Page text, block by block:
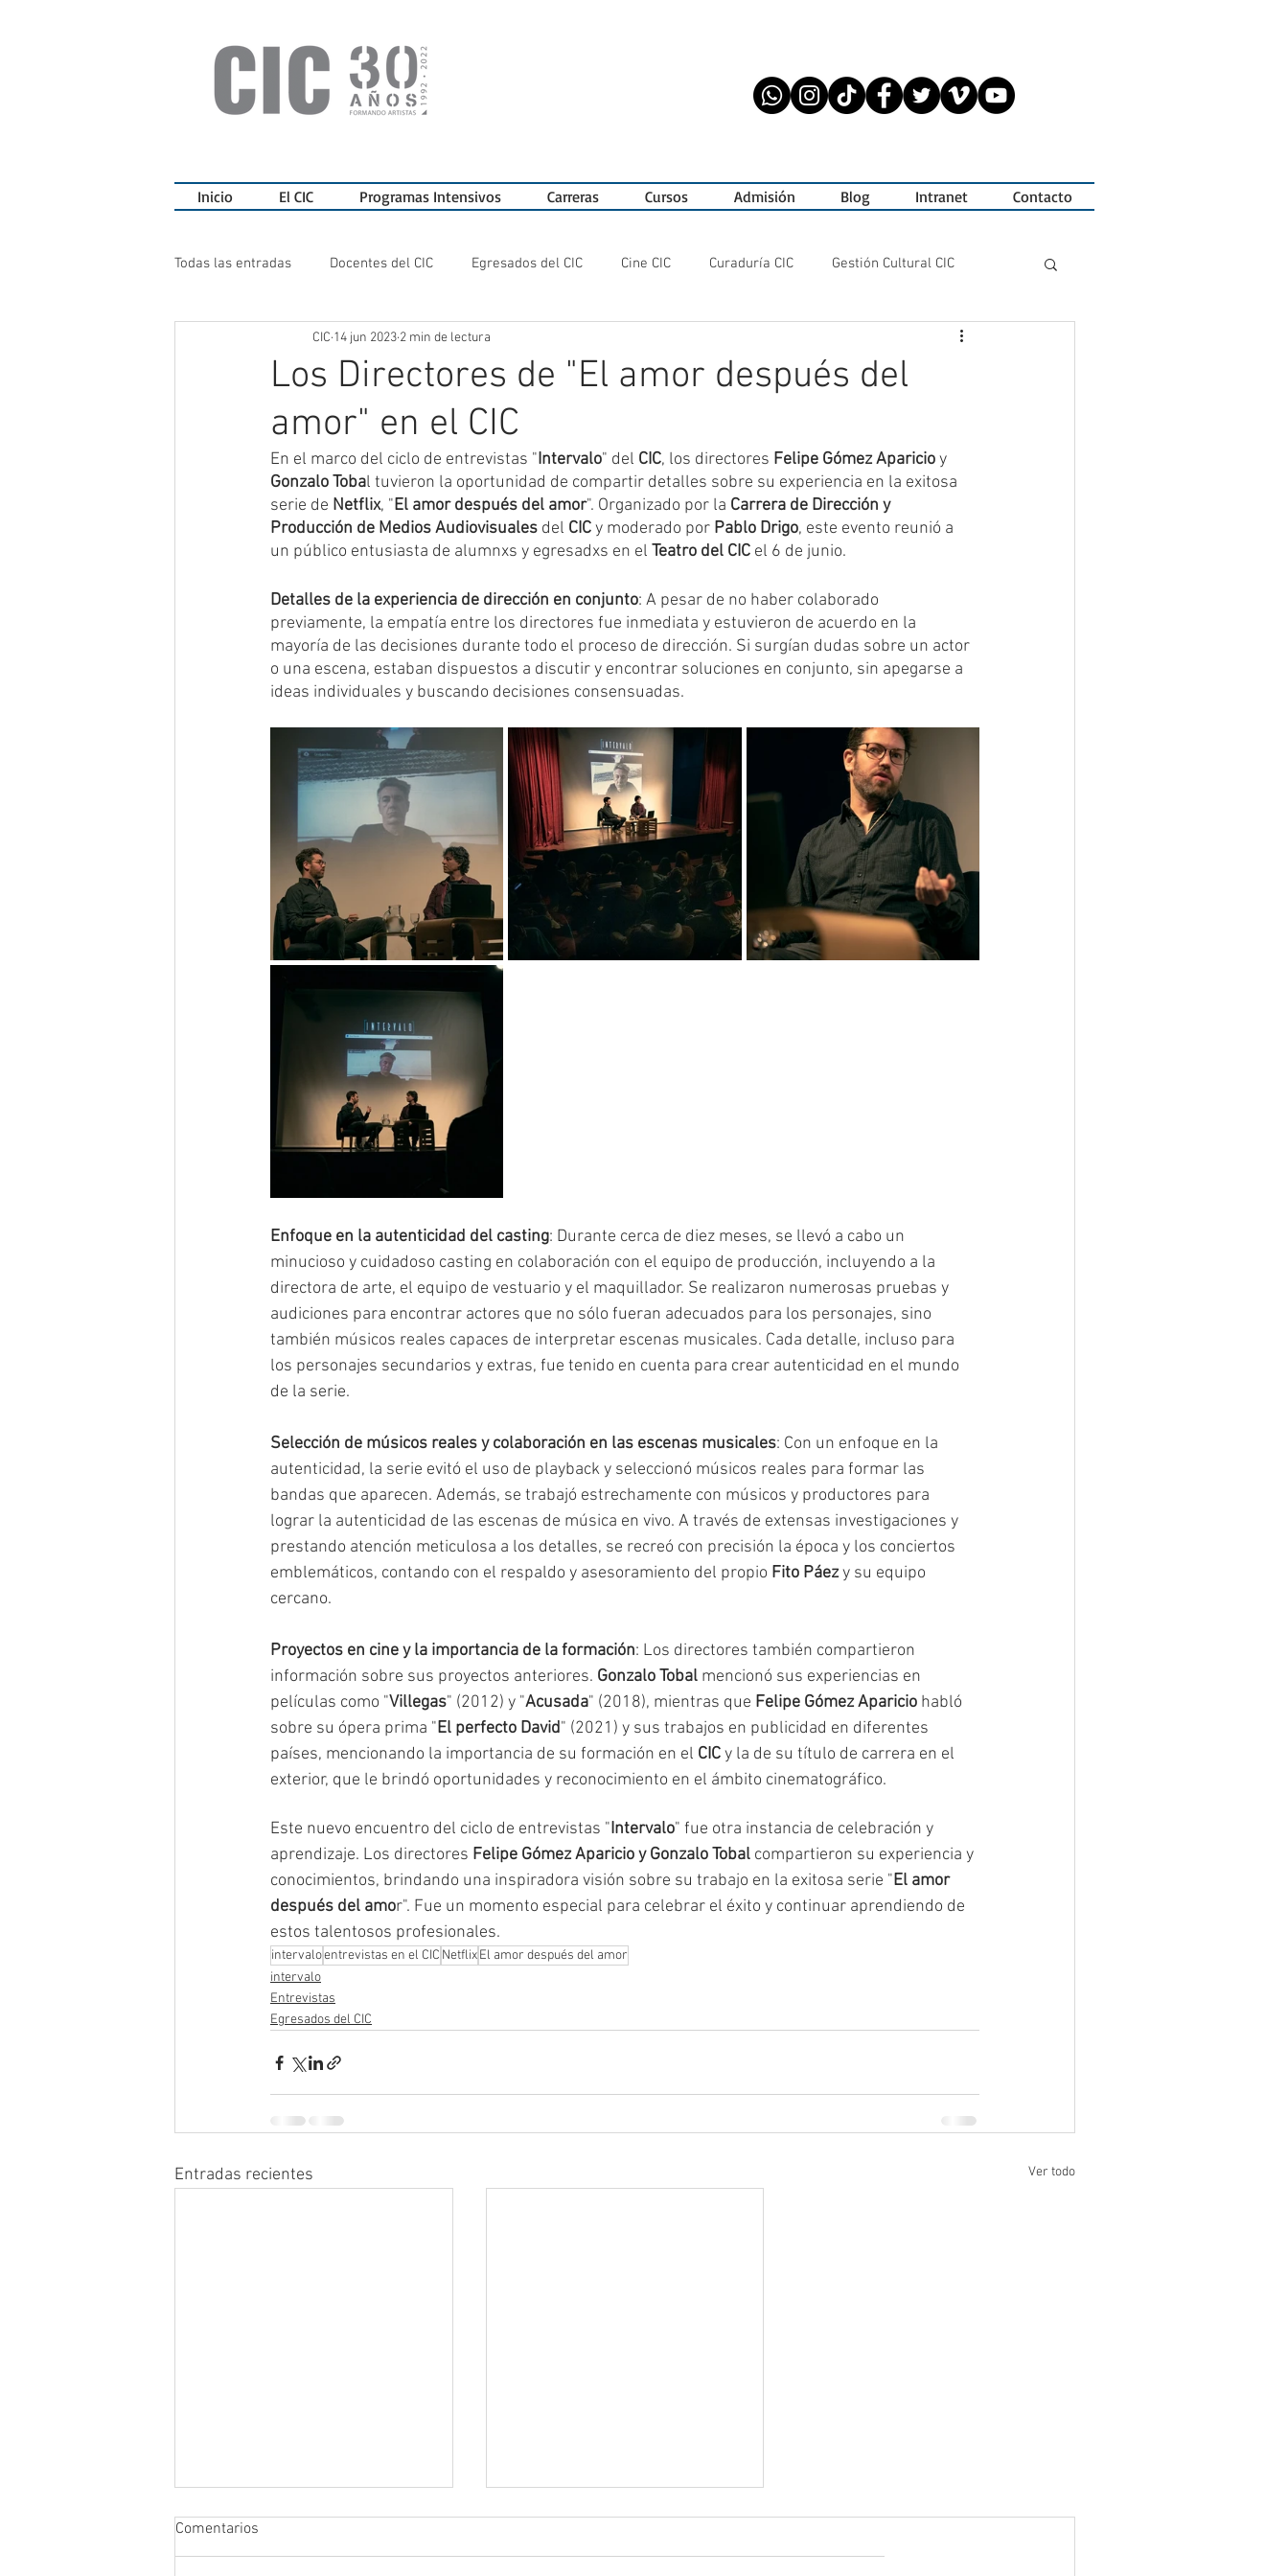
Inicio El CIC Programas Intensivos Carreras Cursos Admisión Blog Intranet Contacto
Todas las entradas Docentes del CIC Egresados del CIC Cine CIC Curaduría CIC Gestión Cultural CIC
Ediciones del CIC Charlas exposiciones Tesis de Actuación
Teatro del CIC Sala de Exposiciones CIC
Entrevistas Alumnos CIC Festivales Críticas Proyecciones Ciclo de Cine Pilotos de Tv
Los Directores de "El amor después del
amor" en el CIC
CIC 14 jun 2023 2 min de lectura
En el marco del ciclo de entrevistas "Intervalo" del CIC, los directores Felipe Gómez Aparicio y
Gonzalo Tobal tuvieron la oportunidad de compartir detalles sobre su experiencia en la exitosa
serie de Netflix, "El amor después del amor". Organizado por la Carrera de Dirección y
Producción de Medios Audiovisuales del CIC y moderado por Pablo Drigo, este evento reunió a
un público entusiasta de alumnxs y egresadxs en el Teatro del CIC el 6 de junio.
Detalles de la experiencia de dirección en conjunto: A pesar de no haber colaborado
previamente, la empatía entre los directores fue inmediata y estuvieron de acuerdo en la
mayoría de las decisiones durante todo el proceso de dirección. Si surgían dudas sobre un actor
o una escena, estaban dispuestos a discutir y encontrar soluciones en conjunto, sin apegarse a
ideas individuales y buscando decisiones consensuadas.
Enfoque en la autenticidad del casting: Durante cerca de diez meses, se llevó a cabo un
minucioso y cuidadoso casting en colaboración con el equipo de producción, incluyendo a la
directora de arte, el equipo de vestuario y el maquillador. Se realizaron numerosas pruebas y
audiciones para encontrar actores que no sólo fueran adecuados para los personajes, sino
también músicos reales capaces de interpretar escenas musicales. Cada detalle, incluso para
los personajes secundarios y extras, fue tenido en cuenta para crear autenticidad en el mundo
de la serie.
Selección de músicos reales y colaboración en las escenas musicales: Con un enfoque en la
autenticidad, la serie evitó el uso de playback y seleccionó músicos reales para formar las
bandas que aparecen. Además, se trabajó estrechamente con músicos y productores para
lograr la autenticidad de las escenas de música en vivo. A través de extensas investigaciones y
prestando atención meticulosa a los detalles, se recreó con precisión la época y los conciertos
emblemáticos, contando con el respaldo y asesoramiento del propio Fito Páez y su equipo
cercano.
Proyectos en cine y la importancia de la formación: Los directores también compartieron
información sobre sus proyectos anteriores. Gonzalo Tobal mencionó sus experiencias en
películas como "Villegas" (2012) y "Acusada" (2018), mientras que Felipe Gómez Aparicio habló
sobre su ópera prima "El perfecto David" (2021) y sus trabajos en publicidad en diferentes
países, mencionando la importancia de su formación en el CIC y la de su título de carrera en el
exterior, que le brindó oportunidades y reconocimiento en el ámbito cinematográfico.
Este nuevo encuentro del ciclo de entrevistas "Intervalo" fue otra instancia de celebración y
aprendizaje. Los directores Felipe Gómez Aparicio y Gonzalo Tobal compartieron su experiencia y
conocimientos, brindando una inspiradora visión sobre su trabajo en la exitosa serie "El amor
después del amor". Fue un momento especial para celebrar el éxito y continuar aprendiendo de
estos talentosos profesionales.
intervaloentrevistas en el CIC NetflixEl amor después del amor
intervalo
Entrevistas
Egresados del CIC
Entradas recientes Ver todo
Comentarios